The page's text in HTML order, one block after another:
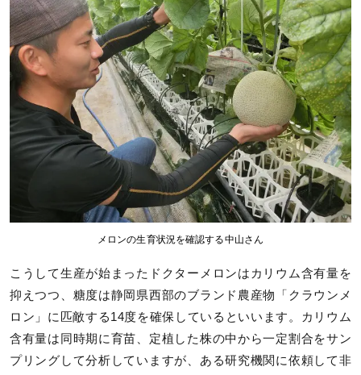
メロンの生育状況を確認する中山さん
こうして生産が始まったドクターメロンはカリウム含有量を
抑えつつ、糖度は静岡県西部のブランド農産物「クラウンメ
ロン」に匹敵する14度を確保しているといいます。カリウム
含有量は同時期に育苗、定植した株の中から一定割合をサン
プリングして分析していますが、ある研究機関に依頼して非